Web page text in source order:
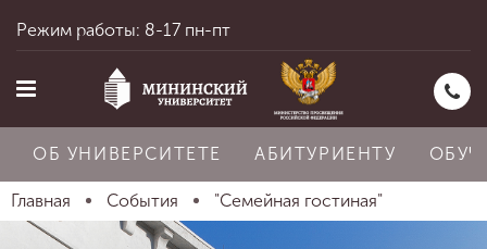
Режим работы: 8-17 пн-пт
ОБ УНИВЕРСИТЕТЕ АБИТУРИЕНТУ
Главная События "Семейная гостиная"